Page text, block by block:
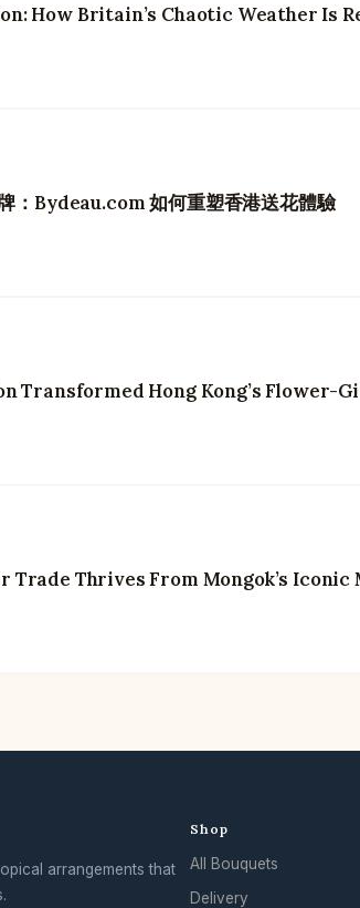
How Britain’s Chaotic Weather Is
：Bydeau.com 如何重塑香港送花體驗
Transformed Hong Kong’s Flower-
Trade Thrives From Mongok’s
arrangements that
Shop
All Bouquets
Delivery